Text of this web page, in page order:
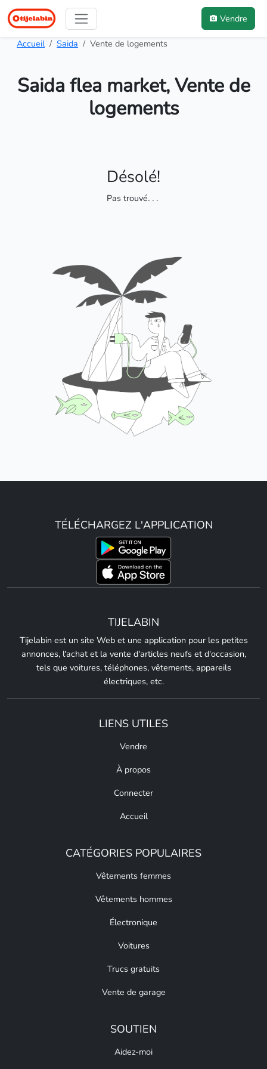
Vendre
Accueil Saida Vente de logements
Saida flea market, Vente de
logements
Désolé!
Pas trouvé. . .
TÉLÉCHARGEZ L'APPLICATION
TIJELABIN
Tijelabin est un site Web et une application pour les petites
annonces, l'achat et la vente d'articles neufs et d'occasion,
tels que voitures, téléphones, vêtements, appareils
électriques, etc.
LIENS UTILES
Vendre
À propos
Connecter
Accueil
CATÉGORIES POPULAIRES
Vêtements femmes
Vêtements hommes
Électronique
Voitures
Trucs gratuits
Vente de garage
SOUTIEN
Aidez-moi